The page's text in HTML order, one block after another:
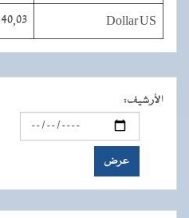
Dollar US
40,03
الأرشيف: